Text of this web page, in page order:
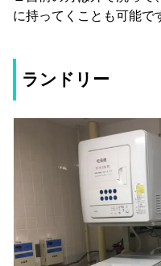
に持ってくことも可能で
ランドリー